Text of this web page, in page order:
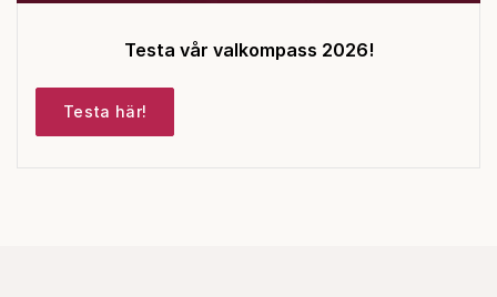
Testa vår valkompass 2026!
Testa här!